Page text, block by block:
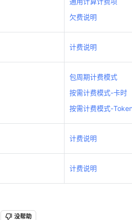
您的洞察，重塑科技边界
计费说明
按需计费模式-卡时
计费说明
欠费说明
计费说明
包周期计费模式
按需计费模式-卡时
按需计费模式-
计费说明
计费说明
没帮助